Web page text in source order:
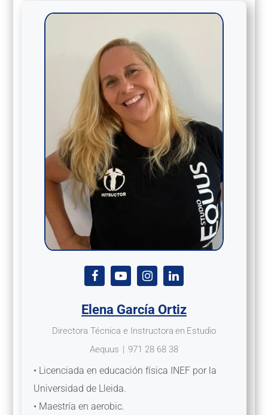
Elena García Ortiz
Directora Técnica e Instructora en Estudio
Aequus | 971 28 68 38
• Licenciada en educación física INEF por la
Universidad de Lleida.
• Maestría en aerobic.